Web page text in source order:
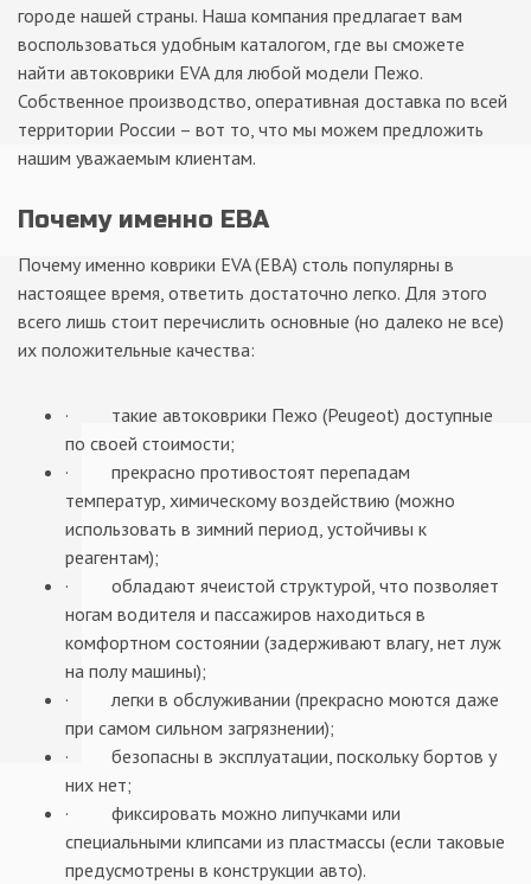
городе нашей страны. Наша компания предлагает вам
воспользоваться удобным каталогом, где вы сможете
найти автоковрики EVA для любой модели Пежо.
Собственное производство, оперативная доставка по всей
территории России – вот то, что мы можем предложить
нашим уважаемым клиентам.
Почему именно ЕВА
Почему именно коврики EVA (ЕВА) столь популярны в
настоящее время, ответить достаточно легко. Для этого
всего лишь стоит перечислить основные (но далеко не все)
их положительные качества:
· такие автоковрики Пежо (Peugeot) доступные
по своей стоимости;
· прекрасно противостоят перепадам
температур, химическому воздействию (можно
использовать в зимний период, устойчивы к
реагентам);
· обладают ячеистой структурой, что позволяет
ногам водителя и пассажиров находиться в
комфортном состоянии (задерживают влагу, нет луж
на полу машины);
· легки в обслуживании (прекрасно моются даже
при самом сильном загрязнении);
· безопасны в эксплуатации, поскольку бортов у
них нет;
· фиксировать можно липучками или
специальными клипсами из пластмассы (если таковые
предусмотрены в конструкции авто).